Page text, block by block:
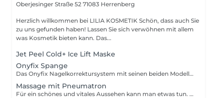
Oberjesinger Straße 52 71083 Herrenberg
Herzlich willkommen bei LILIA KOSMETIK Schön, dass auch Sie
zu uns gefunden haben! Lassen Sie sich verwöhnen mit allem
was Kosmetik bieten kann. Das...
Jet Peel Cold+ Ice Lift Maske
Onyfix Spange
Das Onyfix Nagelkorrektursystem mit seinen beiden Modellierspangen Onyfix Soft und Hard ist ein vielseitiges und innovatives Produkt zur völlig schmerzfreien Behandlung fast aller Formen von eingerollten und eingewachsenen Fußnägeln. Ihr Fußprofi fixiert dazu das individuell angepasste System auf dem betroffenen Nagel, der dann mit seinem eigenen Wachstum in seine natürliche Form geführt wird. Dabei sind sowohl das Anbringen selbst als auch das Tragen schmerzfrei!
Massage mit Pneumatron
Für ein schönes und vitales Aussehen kann man etwas tun. Neben schmerzhaften, invasiven und kostenintensiven Methoden gibt es eine sanfte Möglichkeit, die Haut straffer und schöner aussehen zu lassen. Die pneumatische Pulsationsmassage vereint die klassischen Methoden des Schröpfens, der Lymphdrainage und der Massage bzw. der Reflexzonenmassage in einem. Mit sanftem Unterdruck und atmosphärischem Druck wird das Gewebe angesaugt und sofort wieder entspannt ca. 200mal pro Minute. Diese optimale Frequenz der Pneumatischen Pulsationsmassage regt die Bewegung sämtlicher Gewebeflüssigkeiten an und bringt das Gewebe in Schwingung. Die Unterdruckwellen beeinflussen auch das tiefere Gewebe. Durch die Pulsation verstärkt sich die Fließgeschwindigkeit des Blutes und der Lymphe. Die im Gewebe angesammelten Stoffwechselschlacken und Umweltschadstoffe werden gelöst und mit Hilfe des Lymphflusses und der Durchblutung den Entgiftungs und Ausscheidungsorganen zugeführt. Es kommt zu einer spürbaren Entlastung des gesamten Organismus. Körpereigene Vitalstoffe wie Hormone, Vitamine und Mineralien haben freie Bahn" zu den Zellverbänden und stehen verstärkt für einen optimalen Stoffwechsel und eine damit verbundene Gesundung zur Verfügung. Anwendung: Gesicht und Körper Schwangerschaftsstreifen Cellulite Narbenbehandlung Gewebestraffung Faltenreduzierung Tränensäcke Doppelkinn Busenstraffung Akne Kopfhautmassage Entspannungsmassage.